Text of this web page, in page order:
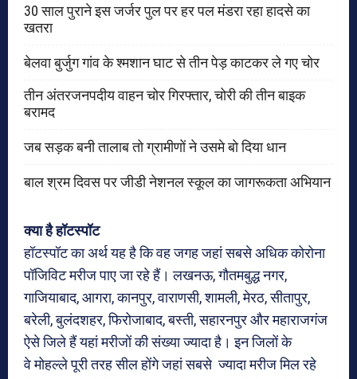
30 साल पुराने इस जर्जर पुल पर हर पल मंडरा रहा हादसे का
खतरा
बेलवा बुर्जुग गांव के श्मशान घाट से तीन पेड़ काटकर ले गए चोर
तीन अंतरजनपदीय वाहन चोर गिरफ्तार, चोरी की तीन बाइक
बरामद
जब सड़क बनी तालाब तो ग्रामीणों ने उसमे बो दिया धान
बाल श्रम दिवस पर जीडी नेशनल स्कूल का जागरूकता अभियान
क्या है हॉटस्पॉट
हॉटस्पॉट का अर्थ यह है कि वह जगह जहां सबसे अधिक कोरोना
पॉजिविट मरीज पाए जा रहे हैं। लखनऊ, गौतमबुद्ध नगर,
गाजियाबाद, आगरा, कानपुर, वाराणसी, शामली, मेरठ, सीतापुर,
बरेली, बुलंदशहर, फिरोजाबाद, बस्ती, सहारनपुर और महाराजगंज
ऐसे जिले हैं यहां मरीजों की संख्या ज्यादा है। इन जिलों के
वे मोहल्ले पूरी तरह सील होंगे जहां सबसे ज्यादा मरीज मिल रहे